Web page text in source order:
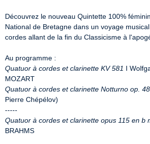
Découvrez le nouveau Quintette 100%
National de Bretagne dans un voyage
cordes allant de la fin du Classicisme à
Quatuor à cordes et clarinette KV 581 I
Quatuor à cordes et clarinette Notturno op. 48
Pierre Chépélov)
Quatuor à cordes et clarinette opus 115 en b
BRAHMS